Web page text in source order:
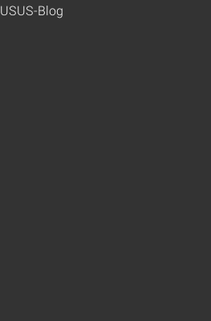
USUS-Blog